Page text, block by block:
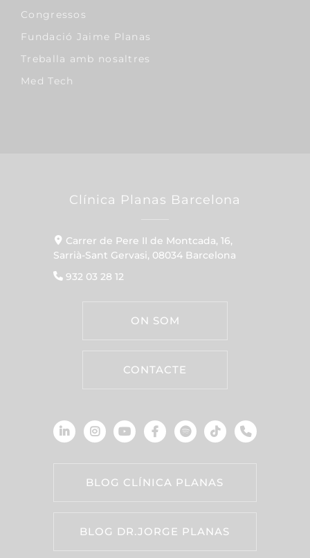
Congressos
Fundació Jaime Planas
Treballa amb nosaltres
Med Tech
Clínica Planas Barcelona
Carrer de Pere II de Montcada, 16,
Sarrià-Sant Gervasi, 08034 Barcelona
932 03 28 12
ON SOM
CONTACTE
BLOG CLÍNICA PLANAS
BLOG DR.JORGE PLANAS